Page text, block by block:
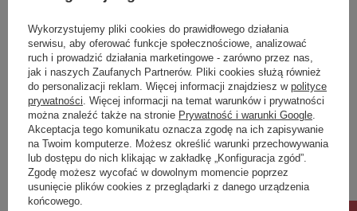
ICONIC bateria bidetowa
podtynkowa ze słuchawką
bidetową i wężem, chrom
OKAZJA
NZ4 Parawan nawannowy
NESTA GUNMETAL
BRUSHED stały U 90x140
szkło czyste 8mm Active
Shield 2.0 - WSPORNIK
Wykorzystujemy pliki cookies do prawidłowego działania
serwisu, aby oferować funkcje społecznościowe, analizować
ruch i prowadzić działania marketingowe - zarówno przez nas,
jak i naszych Zaufanych Partnerów. Pliki cookies służą również
do personalizacji reklam. Więcej informacji znajdziesz w polityce
prywatności . Więcej informacji na temat warunków i prywatności
można znaleźć także na stronie Prywatność i warunki Google
Akceptacja tego komunikatu oznacza zgodę na ich zapisywanie
na Twoim komputerze. Możesz określić warunki przechowywania
lub dostępu do nich klikając w zakładkę „Konfiguracja zgód”.
Zgodę możesz wycofać w dowolnym momencie poprzez
usunięcie plików cookies z przeglądarki z danego urządzenia
końcowego.